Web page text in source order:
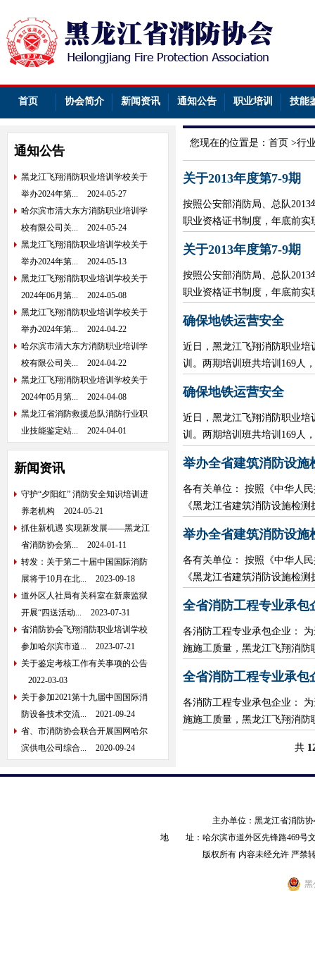
首页 协会简介 新闻资讯 通知公告 职业培训 技能
通知公告
黑龙江飞翔消防职业培训学校关于
举办2024年第...
2024-05-27
哈尔滨市清大东方消防职业培训学
校有限公司关...
2024-05-24
黑龙江飞翔消防职业培训学校关于
举办2024年第...
2024-05-13
黑龙江飞翔消防职业培训学校关于
2024年06月第...
2024-05-08
黑龙江飞翔消防职业培训学校关于
举办2024年第...
2024-04-22
哈尔滨市清大东方消防职业培训学
校有限公司关...
2024-04-22
黑龙江飞翔消防职业培训学校关于
2024年05月第...
2024-04-08
黑龙江省消防救援总队消防行业职
业技能鉴定站...
2024-04-01
新闻资讯
守护“夕阳红” 消防安全知识培训进
养老机构
2024-05-21
抓住新机遇 实现新发展——黑龙江
省消防协会第...
2024-01-11
转发：关于第二十届中国国际消防
展将于10月在北...
2023-09-18
道外区人社局有关科室在新康监狱
开展“四送活动...
2023-07-31
省消防协会飞翔消防职业培训学校
参加哈尔滨市道...
2023-07-21
关于鉴定考核工作有关事项的公告
2022-03-03
关于参加2021第十九届中国国际消
防设备技术交流...
2021-09-24
省、市消防协会联合开展国网哈尔
滨供电公司综合...
2020-09-24
您现在的位置是： 首页 >行
关于2013年度第7-9期
按照公安部消防局、总队
职业资格证书制度，年底前
关于2013年度第7-9期
按照公安部消防局、总队
职业资格证书制度，年底前
确保地铁运营安全
近日，黑龙江飞翔消防职业
训。两期培训班共培训169人
确保地铁运营安全
近日，黑龙江飞翔消防职业
训。两期培训班共培训169人
举办全省建筑消防设施
各有关单位： 按照《中华人
《黑龙江省建筑消防设施检
举办全省建筑消防设施
各有关单位： 按照《中华人
《黑龙江省建筑消防设施检
全省消防工程专业承包
各消防工程专业承包企业：
施施工质量，黑龙江飞翔消防
全省消防工程专业承包
各消防工程专业承包企业：
施施工质量，黑龙江飞翔消防
共
主办单位：黑龙江省消防
地 址：哈尔滨市道外区先锋路469号
版权所有 内容未经允许 严
黑